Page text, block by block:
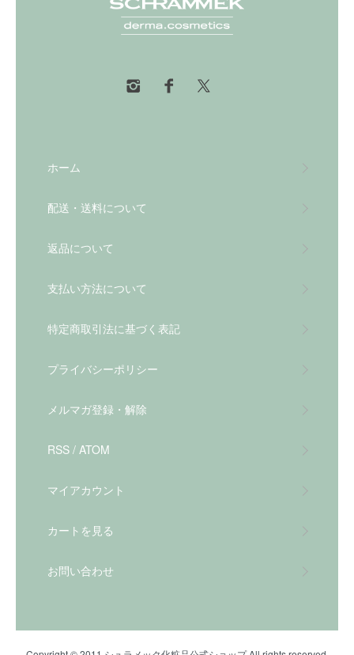
ホーム
配送・送料について
返品について
支払い方法について
特定商取引法に基づく表記
プライバシーポリシー
メルマガ登録・解除
RSS / ATOM
マイアカウント
カートを見る
お問い合わせ